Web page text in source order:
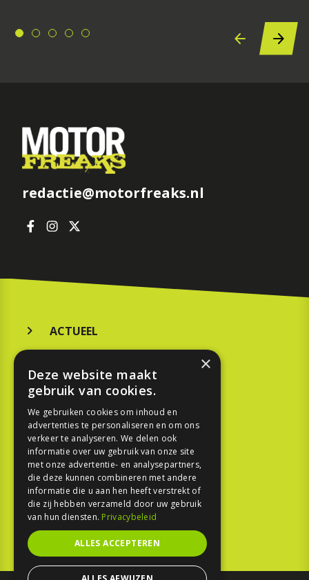
redactie@motorfreaks.nl
ACTUEEL
KOOPGIDS
TESTEN
SPORT
REPORTAGE
TOUREN
NIEUWSBRIEF
×
Deze website maakt
gebruik van cookies.
We gebruiken cookies om inhoud en
advertenties te personaliseren en om ons
verkeer te analyseren. We delen ook
informatie over uw gebruik van onze site
met onze advertentie- en analysepartners,
die deze kunnen combineren met andere
informatie die u aan hen heeft verstrekt of
die zij hebben verzameld door uw gebruik
van hun diensten. Privacybeleid
ALLES ACCEPTEREN